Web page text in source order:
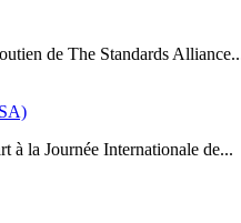
de The Standards
à la Journée Internationale de...